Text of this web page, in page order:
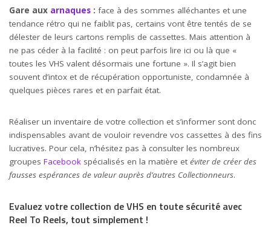
Gare aux arnaques : face à des sommes alléchantes et une
tendance rétro qui ne faiblit pas, certains vont être tentés de se
délester de leurs cartons remplis de cassettes. Mais attention à
ne pas céder à la facilité : on peut parfois lire ici ou là que «
toutes les VHS valent désormais une fortune ». Il s’agit bien
souvent d’intox et de récupération opportuniste, condamnée à
quelques pièces rares et en parfait état.
Réaliser un inventaire de votre collection et s’informer sont donc
indispensables avant de vouloir revendre vos cassettes à des fins
lucratives. Pour cela, n’hésitez pas à consulter les nombreux
groupes Facebook spécialisés en la matière et éviter de créer des
fausses espérances de valeur auprès d’autres Collectionneurs.
Evaluez votre collection de VHS en toute sécurité avec
Reel To Reels, tout simplement !